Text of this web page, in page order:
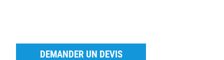
DEMANDER UN DEVIS